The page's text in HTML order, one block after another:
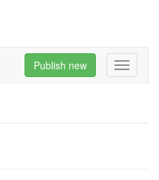
Toggle
Publish new